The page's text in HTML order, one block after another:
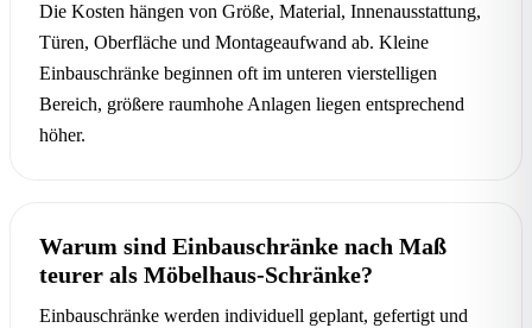
Die Kosten hängen von Größe, Material, Innenausstattung,
Türen, Oberfläche und Montageaufwand ab. Kleine
Einbauschränke beginnen oft im unteren vierstelligen
Bereich, größere raumhohe Anlagen liegen entsprechend
höher.
Warum sind Einbauschränke nach Maß
teurer als Möbelhaus-Schränke?
Einbauschränke werden individuell geplant, gefertigt und